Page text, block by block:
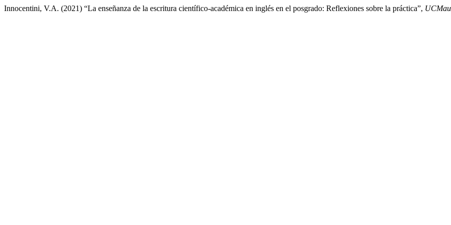
Innocentini, V.A. (2021) “La enseñanza de la escritura científico-académica en inglés en el posgrado: Reflexiones sobre la práctica”,